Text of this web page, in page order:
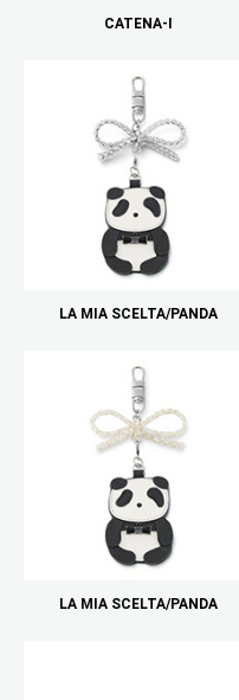
CATENA-I
LA MIA SCELTA/PANDA
LA MIA SCELTA/PANDA